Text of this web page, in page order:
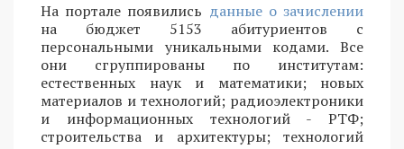
На портале появились данные о зачислении
на бюджет 5153 абитуриентов с
персональными уникальными кодами. Все
они сгруппированы по институтам:
естественных наук и математики; новых
материалов и технологий; радиоэлектроники
и информационных технологий - РТФ;
строительства и архитектуры; технологий